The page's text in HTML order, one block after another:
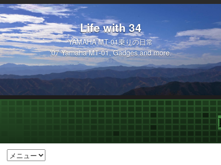
Life with 34
YAMAHA MT-01乗りの日常
'07 Yamaha MT-01, Gadges and more.